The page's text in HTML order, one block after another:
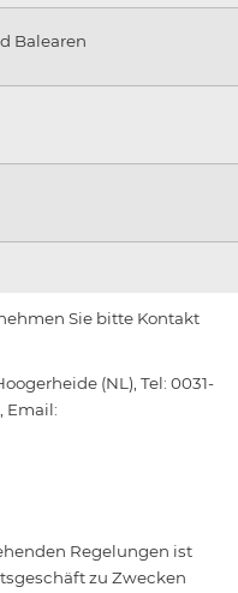
Balearen
Sie bitte Kontakt
(NL), Tel: 0031-
Email:
Regelungen ist
zu Zwecken